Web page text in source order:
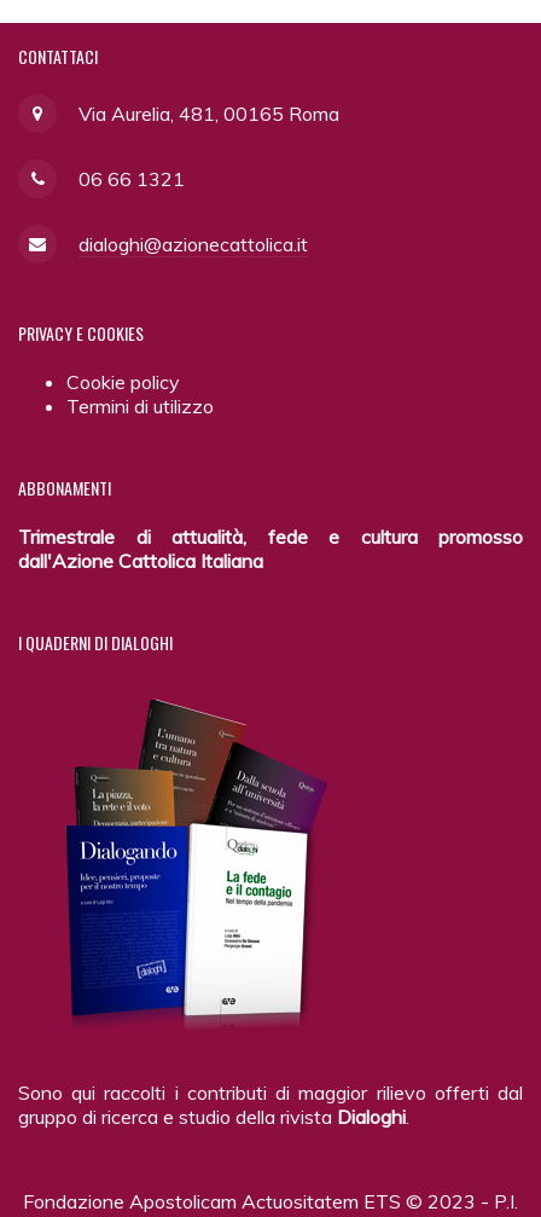
CONTATTACI
Via Aurelia, 481, 00165 Roma
06 66 1321
dialoghi@azionecattolica.it
PRIVACYE COOKIES
Cookie policy
Termini di utilizzo
ABBONAMENTI
Trimestrale di attualità, fede e cultura promosso
dall'Azione Cattolica Italiana
IQUADERNI DI DIALOGHI
Sono qui raccolti i contributi di maggior rilievo offerti dal
gruppo di ricerca e studio della rivista Dialoghi
Fondazione Apostolicam Actuositatem ETS © 2023 - P.I.